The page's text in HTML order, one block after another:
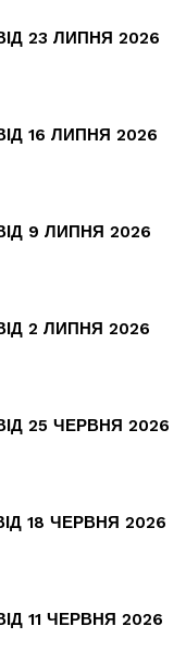
23 ЛИПНЯ 2026
16 ЛИПНЯ 2026
9 ЛИПНЯ 2026
2 ЛИПНЯ 2026
25 ЧЕРВНЯ 2026
18 ЧЕРВНЯ 2026
11 ЧЕРВНЯ 2026